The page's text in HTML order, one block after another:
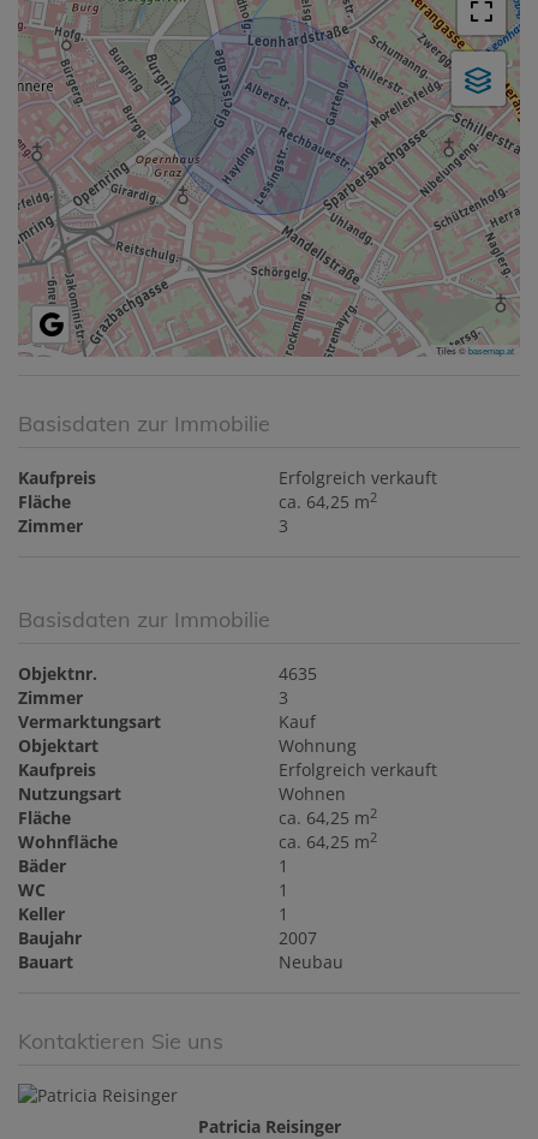
Tiles ©basemap.at
Basisdaten zur Immobilie
Kaufpreis
Erfolgreich verkauft
Fläche
ca. 64,25 m2
Zimmer 3
Basisdaten zur Immobilie
Objektnr.
4635
Zimmer
3
Vermarktungsart
Kauf
Objektart
Wohnung
Kaufpreis
Erfolgreich verkauft
Nutzungsart
Wohnen
Fläche
ca. 64,25 m2
Wohnfläche ca. 64,25 m2
Bäder
1
WC
1
Keller
1
Baujahr
2007
Bauart
Neubau
Kontaktieren Sie uns
Patricia Reisinger